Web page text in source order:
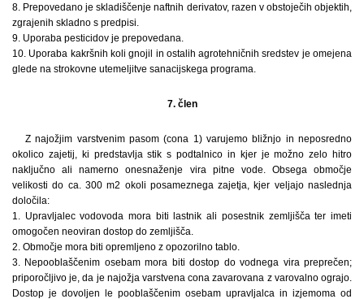
8. Prepovedano je skladiščenje naftnih derivatov, razen v obstoječih objektih,
zgrajenih skladno s predpisi.
9. Uporaba pesticidov je prepovedana.
10. Uporaba kakršnih koli gnojil in ostalih agrotehničnih sredstev je omejena
glede na strokovne utemeljitve sanacijskega programa.
7. člen
Z najožjim varstvenim pasom (cona 1) varujemo bližnjo in neposredno
okolico zajetij, ki predstavlja stik s podtalnico in kjer je možno zelo hitro
naključno ali namerno onesnaženje vira pitne vode. Obsega območje
velikosti do ca. 300 m2 okoli posameznega zajetja, kjer veljajo naslednja
določila:
1. Upravljalec vodovoda mora biti lastnik ali posestnik zemljišča ter imeti
omogočen neoviran dostop do zemljišča.
2. Območje mora biti opremljeno z opozorilno tablo.
3. Nepooblaščenim osebam mora biti dostop do vodnega vira preprečen;
priporočljivo je, da je najožja varstvena cona zavarovana z varovalno ograjo.
Dostop je dovoljen le pooblaščenim osebam upravljalca in izjemoma od